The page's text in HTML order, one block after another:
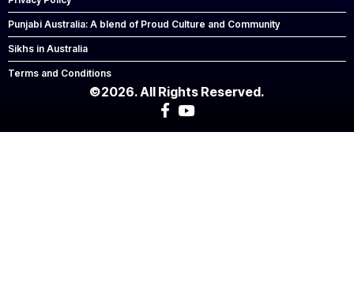
Punjabi Australia: A blend of Proud Culture and Community
Sikhs in Australia
Terms and Conditions
©2026. All Rights Reserved.